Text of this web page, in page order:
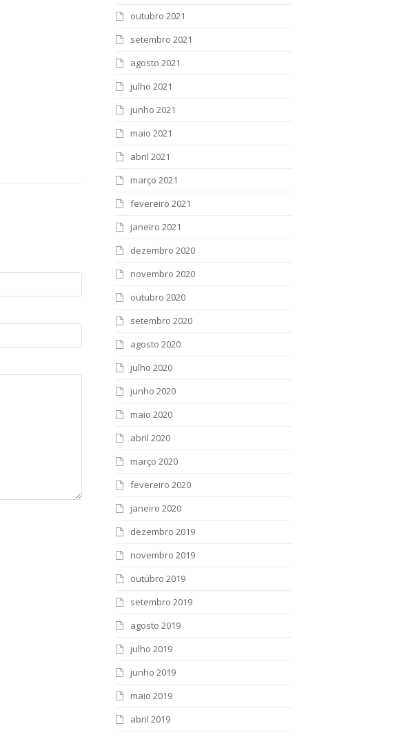
outubro 2021
setembro 2021
agosto 2021
julho 2021
junho 2021
maio 2021
abril 2021
março 2021
fevereiro 2021
janeiro 2021
dezembro 2020
novembro 2020
outubro 2020
setembro 2020
agosto 2020
julho 2020
junho 2020
maio 2020
abril 2020
março 2020
fevereiro 2020
janeiro 2020
dezembro 2019
novembro 2019
outubro 2019
setembro 2019
agosto 2019
julho 2019
junho 2019
maio 2019
abril 2019